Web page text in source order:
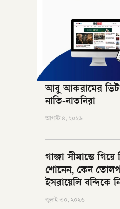
আবু আকরামের
নাতি-নাতনিরা
আগস্ট ৪, ২০২৬
গাজা সীমান্তে
শোনেন, কেন
ইসরায়েলি বন্দিকে
জুলাই ৩০, ২০২৬